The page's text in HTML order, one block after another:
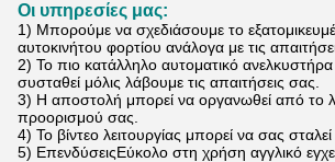
Οι υπηρεσίες μας:
1) Μπορούμε να σχεδιάσουμε το
αυτοκινήτου φορτίου ανάλογα με τις
2) Το πιο κατάλληλο αυτοματικό
συσταθεί μόλις λάβουμε τις απαιτήσεις σας.
3) Η αποστολή μπορεί να οργανωθεί από το
προορισμού σας.
4) Το βίντεο λειτουργίας μπορεί να σας σταλεί
5) ΕπενδύσειςΕύκολο στη χρήση αγγλικό